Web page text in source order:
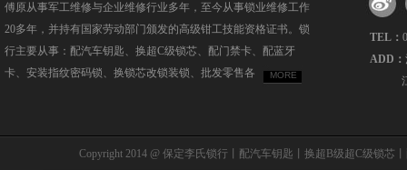
傅原从事军工维修与企业维修行业多年，至今从事锁业维修工作
20多年，并持有国家劳动部门颁发的高级钳工技能资格证书。锁
行主要从事：配汽车钥匙、换超C级锁芯、配门禁卡、配蓝牙
卡、安装指纹密码锁、换锁芯改锁装锁、批发零售各
MORE
TEL：
ADD：
Copyright 2014 @ 保定李氏锁行丨配汽车钥匙丨换超B级超C级锁